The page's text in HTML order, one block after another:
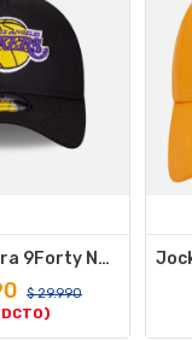
Jockey New Era 9Forty NBA Los Angeles Lakers Aframe Negro OSFA
$29.990